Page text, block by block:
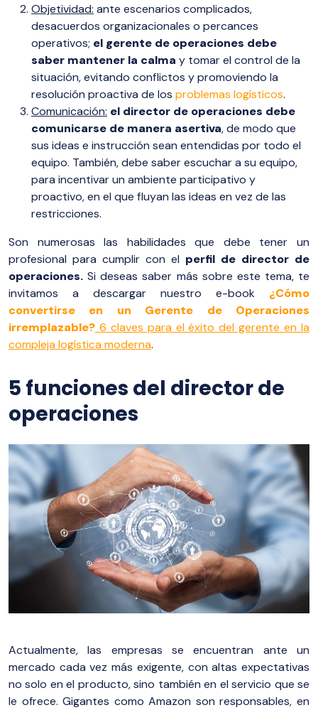
Objetividad: ante escenarios complicados,
desacuerdos organizacionales o percances
operativos; el gerente de operaciones debe
saber mantener la calma y tomar el control de la
situación, evitando conflictos y promoviendo la
resolución proactiva de los problemas logísticos.
Comunicación: el director de operaciones debe
comunicarse de manera asertiva, de modo que
sus ideas e instrucción sean entendidas por todo el
equipo. También, debe saber escuchar a su equipo,
para incentivar un ambiente participativo y
proactivo, en el que fluyan las ideas en vez de las
restricciones.
Son numerosas las habilidades que debe tener un
profesional para cumplir con el perfil de director de
operaciones. Si deseas saber más sobre este tema, te
invitamos a descargar nuestro e-book ¿Cómo
convertirse en un Gerente de Operaciones
irremplazable? 6 claves para el éxito del gerente en la
compleja logística moderna.
5 funciones del director de
operaciones
Actualmente, las empresas se encuentran ante un
mercado cada vez más exigente, con altas expectativas
no solo en el producto, sino también en el servicio que se
le ofrece. Gigantes como Amazon son responsables, en